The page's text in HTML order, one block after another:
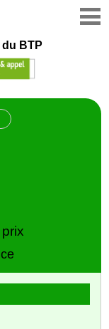
BTP